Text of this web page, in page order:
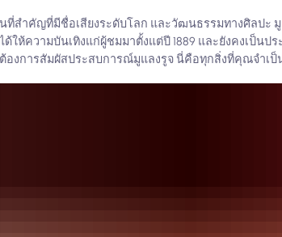
สำคัญที่มีชื่อเสียงระดับโลก และวัฒนธรรมทางศิลปะ
ให้ความบันเทิงแก่ผู้ชมมาตั้งแต่ปี 1889 และยังคงเป็น
องการสัมผัสประสบการณ์มูแลงรูจ นี่คือทุกสิ่งที่คุณจำเป็